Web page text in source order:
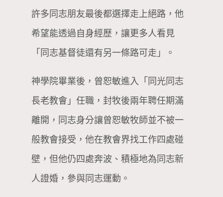
許多同志朋友最後都選擇走上絕路，他
希望能透過自身經歷，讓更多人看見
「同志基督徒還有另一條路可走」。
神學院畢業後，曾恕敏進入「同光同志
長老教會」任職，封牧後兩年聘任期滿
離開，同志身分讓曾恕敏牧師並不被一
般教會接受，他在教會界找工作四處碰
壁，但他仍四處奔波、積極地為同志新
人證婚，參與同志運動。